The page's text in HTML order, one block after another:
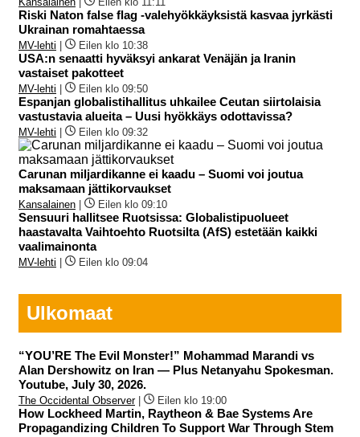
Riski Naton false flag -valehyökkäyksistä kasvaa jyrkästi
Ukrainan romahtaessa
MV-lehti Eilen klo 10:38
USA:n senaatti hyväksyi ankarat Venäjän ja Iranin
vastaiset pakotteet
MV-lehti Eilen klo 09:50
Espanjan globalistihallitus uhkailee Ceutan siirtolaisia
vastustavia alueita – Uusi hyökkäys odottavissa?
MV-lehti Eilen klo 09:32
Carunan miljardikanne ei kaadu – Suomi voi joutua
maksamaan jättikorvaukset
Kansalainen Eilen klo 09:10
Sensuuri hallitsee Ruotsissa: Globalistipuolueet
haastavalta Vaihtoehto Ruotsilta (AfS) estetään kaikki
vaalimainonta
MV-lehti Eilen klo 09:04
Ulkomaat
“YOU’RE The Evil Monster!” Mohammad Marandi vs
Alan Dershowitz on Iran — Plus Netanyahu Spokesman.
Youtube, July 30, 2026.
The Occidental Observer| Eilen klo 19:00
How Lockheed Martin, Raytheon & Bae Systems Are
Propagandizing Children To Support War Through Stem